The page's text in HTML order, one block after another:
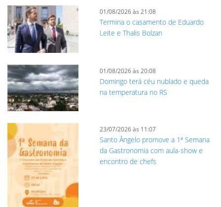
01/08/2026 às 21:08
Termina o casamento de Eduardo
Leite e Thalis Bolzan
01/08/2026 às 20:08
Domingo terá céu nublado e queda
na temperatura no RS
23/07/2026 às 11:07
Santo Ângelo promove a 1ª Semana
da Gastronomia com aula-show e
encontro de chefs